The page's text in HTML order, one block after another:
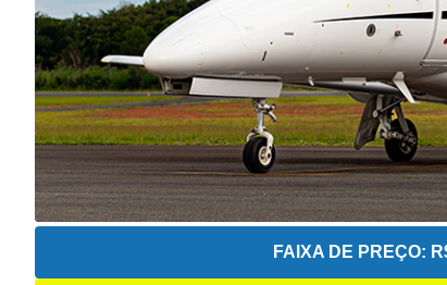
FAIXA DE PREÇO: